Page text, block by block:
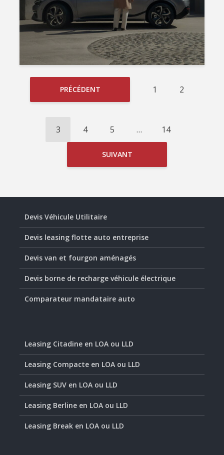
PRÉCÉDENT 1 2
3 4 5 … 14
SUIVANT
Devis Véhicule Utilitaire
Devis leasing flotte auto entreprise
Devis van et fourgon aménagés
Devis borne de recharge véhicule électrique
Comparateur mandataire auto
Leasing Citadine en LOA ou LLD
Leasing Compacte en LOA ou LLD
Leasing SUV en LOA ou LLD
Leasing Berline en LOA ou LLD
Leasing Break en LOA ou LLD